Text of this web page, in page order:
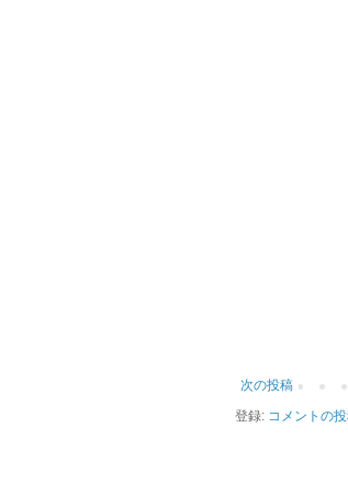
次の投稿
登録: コメントの